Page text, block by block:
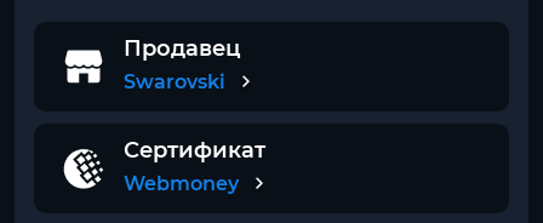
Продавец
Swarovski
Сертификат
Webmoney